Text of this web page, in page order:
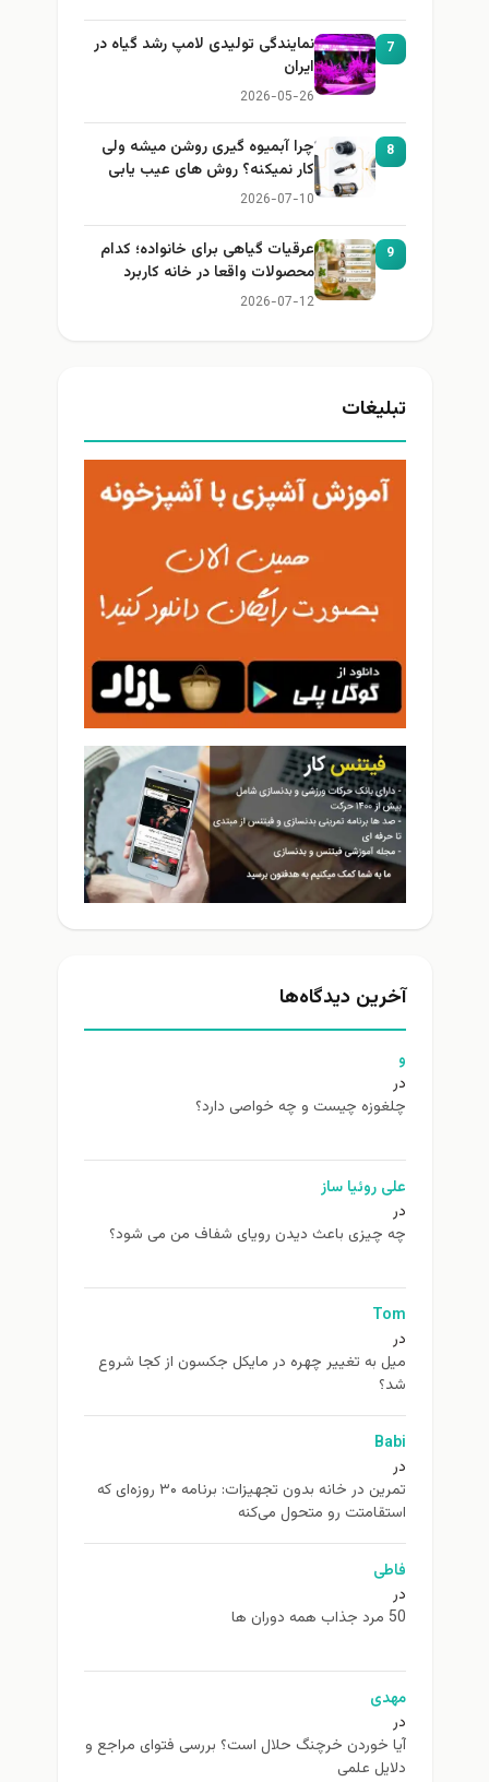
7
نمایندگی تولیدی لامپ رشد گیاه در
ایران
2026-05-26
8
چرا آبمیوه گیری روشن میشه ولی
کار نمیکنه؟ روش های عیب یابی
2026-07-10
9
عرقیات گیاهی برای خانواده؛ کدام
محصولات واقعا در خانه کاربرد
دارند؟
2026-07-12
تبلیغات
آخرین دیدگاه‌ها
و
در
چلغوزه چیست و چه خواصی دارد؟
علی روئیا ساز
در
چه چیزی باعث دیدن رویای شفاف من می شود؟
Tom
در
ميل به تغيير چهره در مایکل جکسون از كجا شروع
شد؟
Babi
در
تمرین در خانه بدون تجهیزات: برنامه ۳۰ روزه‌ای که
استقامتت رو متحول می‌کنه
فاطی
در
50 مرد جذاب همه دوران ها
مهدی
در
آیا خوردن خرچنگ حلال است؟ بررسی فتوای مراجع و
دلایل علمی